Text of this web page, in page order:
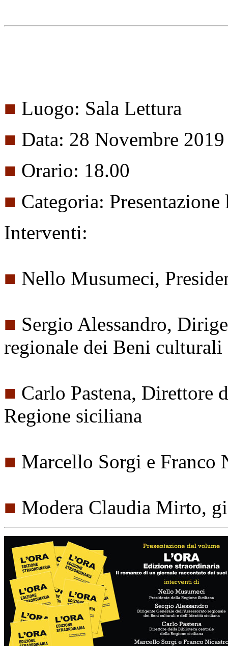
■ Luogo: Sala Lettura
■ Data: 28 Novembre 2019
■ Orario: 18.00
■ Categoria:
Interventi:
■ Nello Musumeci,
■ Sergio Alessandro,
regionale dei Beni
■ Carlo Pastena, Direttore
Regione siciliana
■ Marcello Sorgi e Franco
■ Modera Claudia Mirto,